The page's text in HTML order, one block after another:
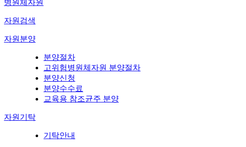
병원체자원
자원검색
자원분양
분양절차
고위험병원체자원 분양절차
분양신청
분양수수료
교육용 참조균주 분양
자원기탁
기탁안내